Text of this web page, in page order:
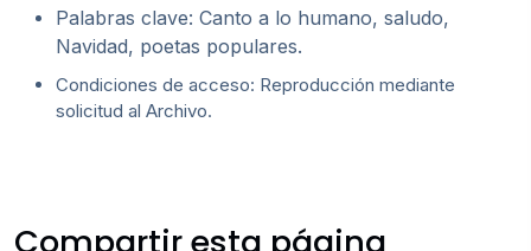
Palabras clave: Canto a lo humano, saludo,
Navidad, poetas populares.
Condiciones de acceso: Reproducción mediante
solicitud al Archivo.